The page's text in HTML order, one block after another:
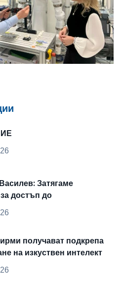
Затягаме
достъп до
данни
получават подкрепа
на изкуствен интелект